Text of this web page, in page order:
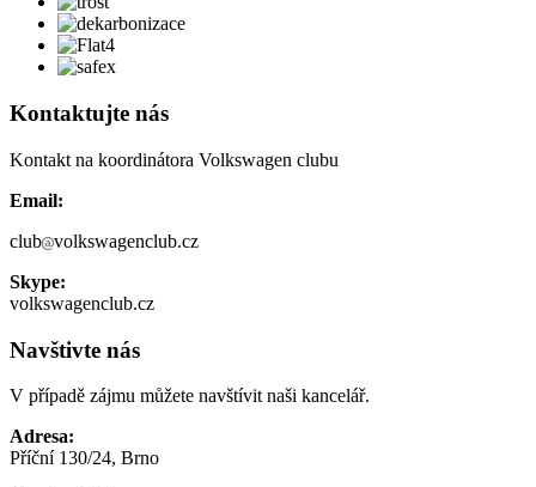
Kontaktujte nás
Kontakt na koordinátora Volkswagen clubu
Email:
club volkswagenclub.cz
Skype:
volkswagenclub.cz
Navštivte nás
V případě zájmu můžete navštívit naši kancelář.
Adresa:
Příční 130/24, Brno